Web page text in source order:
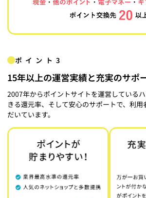
ポイント3
15年以上の運営実績と充実のサポ
2007年からポイントサイトを運営している
きる還元率、そして安心のサポートで、利
だいています。